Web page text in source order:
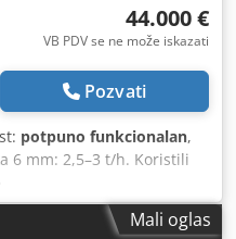
44.000 €
VB PDV se ne može iskazati
Pozvati
potpuno funkcionalan,
6 mm: 2,5–3 t/h. Koristili
polovan, ali u veoma
pre godinu dana.
što je rastavljen. NovaMali oglas